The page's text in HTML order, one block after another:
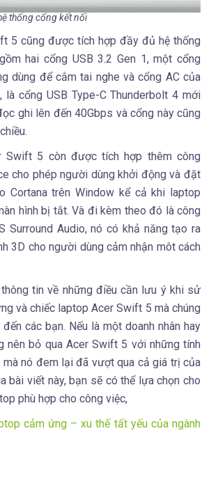
thống cổng kết nối
5 cũng được tích hợp đầy đủ hệ thống
hai cổng USB 3.2 Gen 1, một cổng
dùng để cắm tai nghe và cổng AC của
là cổng USB Type-C Thunderbolt 4 mới
ghi lên đến 40Gbps và cổng này cũng
Swift 5 còn được tích hợp thêm công
cho phép người dùng khởi động và đặt
Cortana trên Window kể cả khi laptop
hình bị tắt. Và đi kèm theo đó là công
Surround Audio, nó có khả năng tạo ra
3D cho người dùng cảm nhận môt cách
tin về những điều cần lưu ý khi sử
và chiếc laptop Acer Swift 5 mà chúng
các bạn. Nếu là một doanh nhân hay
nên bỏ qua Acer Swift 5 với những tính
mà nó đem lại đã vượt qua cả giá trị của
bài viết này, bạn sẽ có thể lựa chọn cho
phù hợp cho công việc,
cảm ứng – xu thế tất yếu của ngành